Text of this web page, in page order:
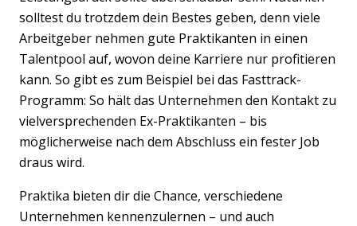
solltest du trotzdem dein Bestes geben, denn viele
Arbeitgeber nehmen gute Praktikanten in einen
Talentpool auf, wovon deine Karriere nur profitieren
kann. So gibt es zum Beispiel bei das Fasttrack-
Programm: So hält das Unternehmen den Kontakt zu
vielversprechenden Ex-Praktikanten – bis
möglicherweise nach dem Abschluss ein fester Job
draus wird.
Praktika bieten dir die Chance, verschiedene
Unternehmen kennenzulernen – und auch